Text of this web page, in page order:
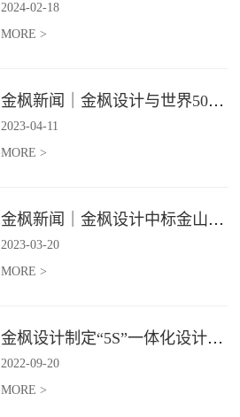
2024-02-18
MORE >
金枫新闻｜金枫设计与世界500强—索迪斯集团合作，携手打造广州星河湾中心美食广场
2023-04-11
MORE >
金枫新闻｜金枫设计中标金山集团餐饮楼设计项目，打造科学与艺术相结合的就餐空间
2023-03-20
MORE >
金枫设计制定“5S”一体化设计标准，让商业全案设计导入团餐空间规划
2022-09-20
MORE >